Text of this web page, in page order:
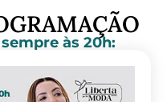
sempre às 20h: